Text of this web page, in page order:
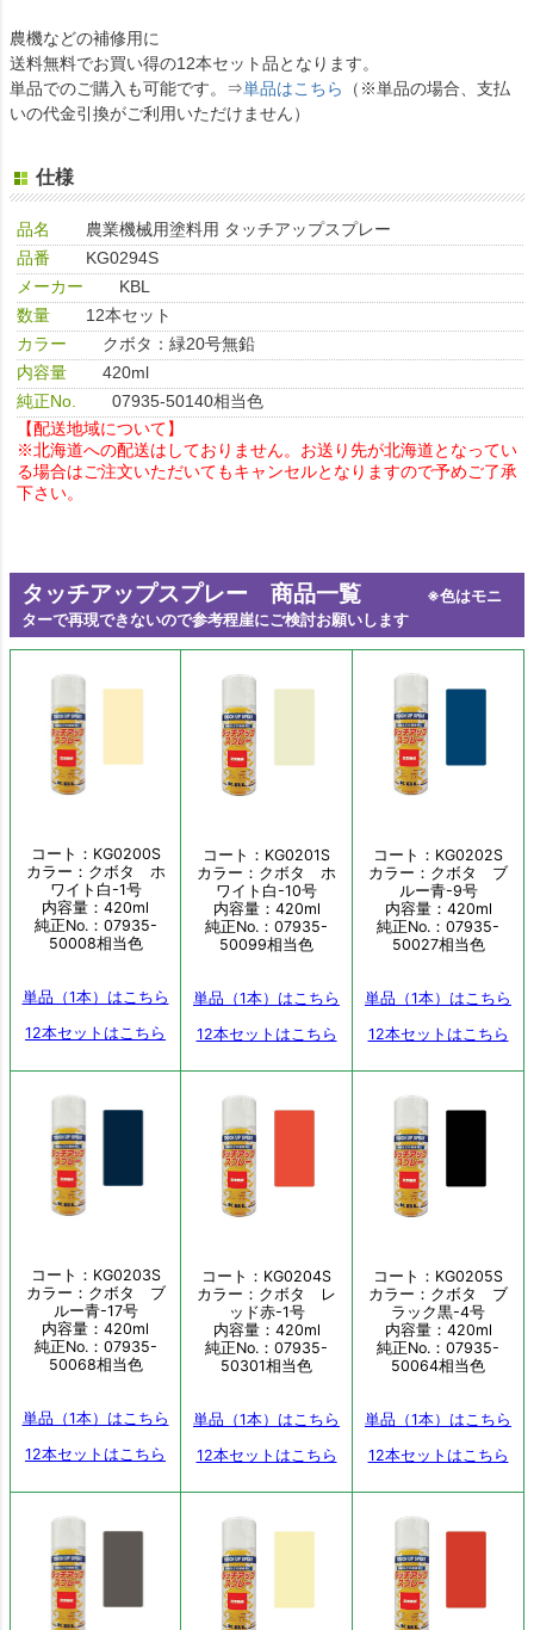
農機などの補修用に
送料無料でお買い得の12本セット品となります。
単品でのご購入も可能です。⇒単品はこちら
（※単品の場合、支払
いの代金引換がご利用いただけません）
仕様
品名
農業機械用塗料用 タッチアップスプレー
品番
KG0294S
メーカー
KBL
数量
12本セット
カラー
クボタ：緑20号無鉛
内容量
420ml
純正No.
07935-50140相当色
【配送地域について】
※北海道への配送はしておりません。お送り先が北海道となってい
る場合はご注文いただいてもキャンセルとなりますので予めご了承
下さい。